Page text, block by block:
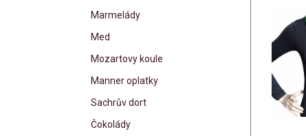
Marmelády
Med
Mozartovy koule
Manner oplatky
Sachrův dort
Čokolády